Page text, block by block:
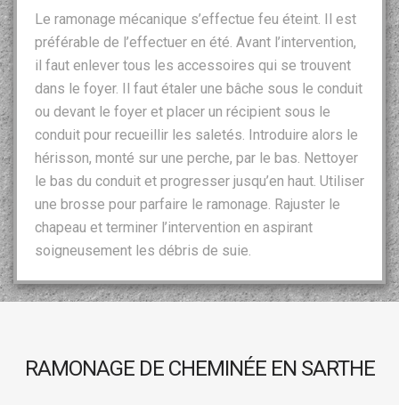
Le ramonage mécanique s’effectue feu éteint. Il est
préférable de l’effectuer en été. Avant l’intervention,
il faut enlever tous les accessoires qui se trouvent
dans le foyer. Il faut étaler une bâche sous le conduit
ou devant le foyer et placer un récipient sous le
conduit pour recueillir les saletés. Introduire alors le
hérisson, monté sur une perche, par le bas. Nettoyer
le bas du conduit et progresser jusqu’en haut. Utiliser
une brosse pour parfaire le ramonage. Rajuster le
chapeau et terminer l’intervention en aspirant
soigneusement les débris de suie.
RAMONAGE DE CHEMINÉE EN SARTHE